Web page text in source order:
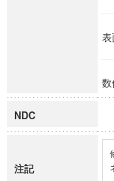
NDC
注記